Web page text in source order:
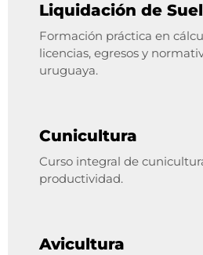
Liquidación de
Formación práctica en
licencias, egresos y
uruguaya.
Cunicultura
Curso integral de
productividad.
Avicultura